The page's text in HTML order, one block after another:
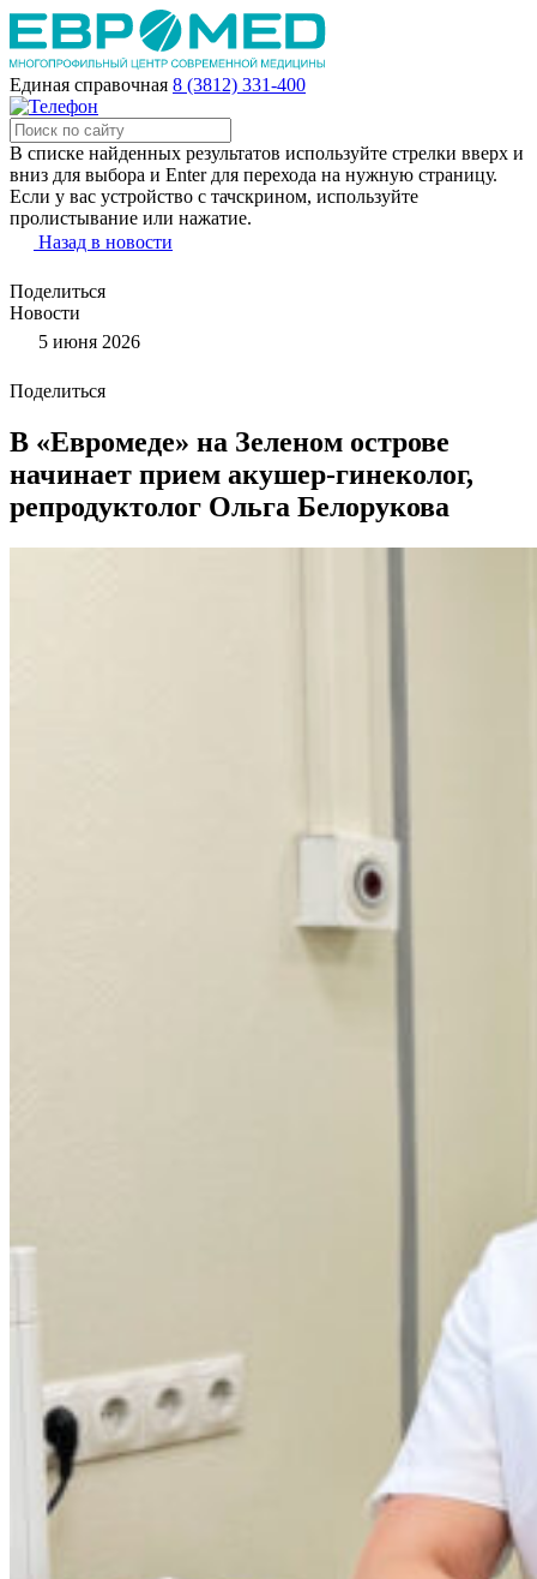
Единая справочная 8 (3812) 331-400
В списке найденных результатов используйте стрелки вверх и
вниз для выбора и Enter для перехода на нужную страницу.
Если у вас устройство с тачскрином, используйте
пролистывание или нажатие.
Назад в новости
Поделиться
Новости
5 июня 2026
Поделиться
В «Евромеде» на Зеленом острове
начинает прием акушер-гинеколог,
репродуктолог Ольга Белорукова